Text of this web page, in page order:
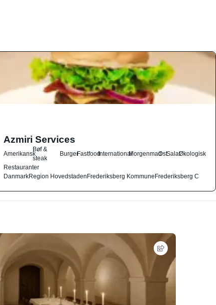
Azmiri Services
Amerikansk
Bøf &
steak
BurgerFastfoodInternationalMorgenmadOstSalatØkologisk
Restauranter
DanmarkRegion HovedstadenFrederiksberg KommuneFrederiksberg C